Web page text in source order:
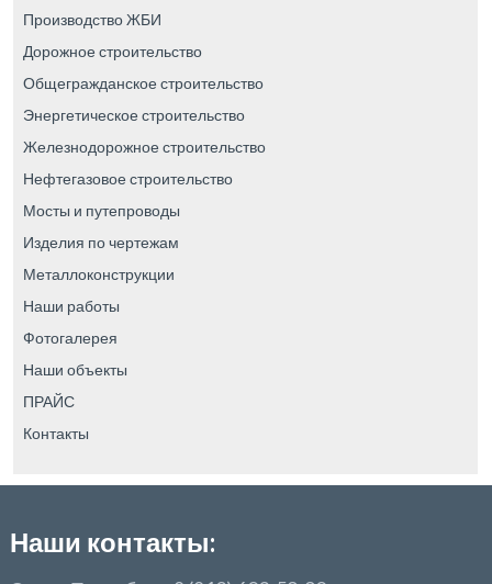
Производство ЖБИ
Дорожное строительство
Общегражданское строительство
Энергетическое строительство
Железнодорожное строительство
Нефтегазовое строительство
Мосты и путепроводы
Изделия по чертежам
Металлоконструкции
Наши работы
Фотогалерея
Наши объекты
ПРАЙС
Контакты
Наши контакты: